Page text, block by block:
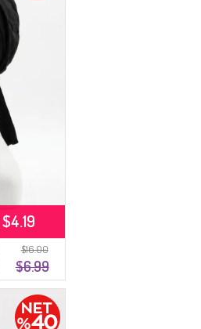
$16.00
$6.99
$4.19